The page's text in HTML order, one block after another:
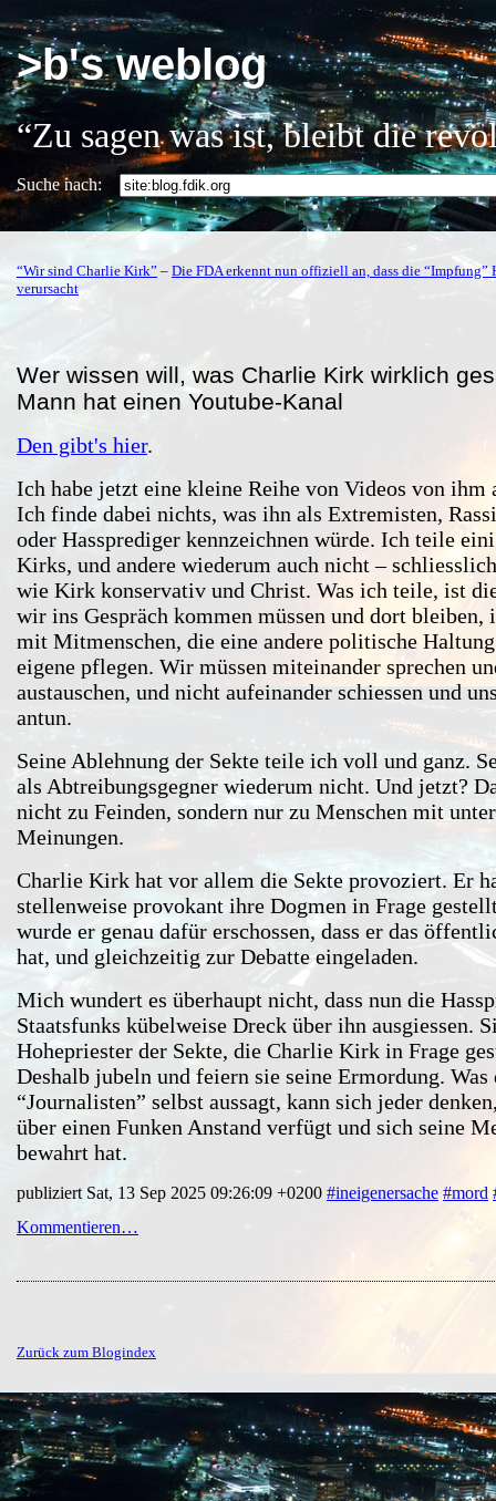
>b's weblog
“Zu sagen was ist, bleibt die
Suche nach:
“Wir sind Charlie Kirk” – Die FDA erkennt nun offiziell an, dass die “Impfung”
verursacht
Wer wissen will, was Charlie Kirk wirklich
Mann hat einen Youtube-Kanal
Den gibt's hier.
Ich habe jetzt eine kleine Reihe von Videos von ihm
Ich finde dabei nichts, was ihn als Extremisten,
oder Hassprediger kennzeichnen würde. Ich teile
Kirks, und andere wiederum auch nicht –
wie Kirk konservativ und Christ. Was ich teile, ist
wir ins Gespräch kommen müssen und dort bleiben,
mit Mitmenschen, die eine andere politische
eigene pflegen. Wir müssen miteinander sprechen
austauschen, und nicht aufeinander schiessen und
antun.
Seine Ablehnung der Sekte teile ich voll und ganz.
als Abtreibungsgegner wiederum nicht. Und jetzt?
nicht zu Feinden, sondern nur zu Menschen mit
Meinungen.
Charlie Kirk hat vor allem die Sekte provoziert. Er
stellenweise provokant ihre Dogmen in Frage
wurde er genau dafür erschossen, dass er das
hat, und gleichzeitig zur Debatte eingeladen.
Mich wundert es überhaupt nicht, dass nun die
Staatsfunks kübelweise Dreck über ihn ausgiessen.
Hohepriester der Sekte, die Charlie Kirk in Frage
Deshalb jubeln und feiern sie seine Ermordung. Was
“Journalisten” selbst aussagt, kann sich jeder
über einen Funken Anstand verfügt und sich seine
bewahrt hat.
publiziert Sat, 13 Sep 2025 09:26:09 +0200 #ineigenersache #mord
Kommentieren…
Zurück zum Blogindex